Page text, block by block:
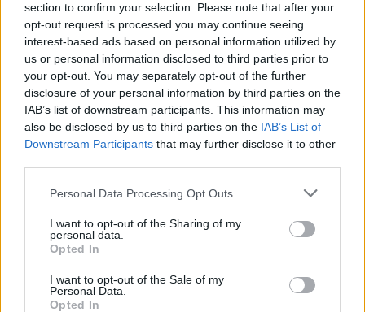
section to confirm your selection. Please note that after your
opt-out request is processed you may continue seeing
interest-based ads based on personal information utilized by
us or personal information disclosed to third parties prior to
your opt-out. You may separately opt-out of the further
disclosure of your personal information by third parties on the
IAB’s list of downstream participants. This information may
also be disclosed by us to third parties on the IAB’s List of
Downstream Participants that may further disclose it to other
Please note that this website/app uses one or more Google
not limited to your visit or usage behaviour. You may click to
grant or deny consent to Google and its third-party tags to
use your data for below specified purposes in below Google
consent section.
Personal Data Processing Opt Outs
I want to opt-out of the Sharing of my
personal data.
Opted In
I want to opt-out of the Sale of my
Personal Data.
Opted In
Programajánló: csütörtökön 6 órakor a 101-es
klubban fogok beszélgetni Ian Gittins: Faith And
Devotion című könyvéről Fehér Tamással, a könyv
fordítójával. Érdekes beszélgetésre van kilátás, mivel
semmit nem tudok az eseményről, Tamással sem
egyeztettem előre, a könyv pedig szerintem
bosszantóan sok…